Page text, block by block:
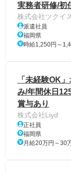
実務者研修/初
株式会社ツクイ
派遣社員
福岡県
時給1,250円～
「未経験OK
み/年間休日
賞与あり
株式会社Liyd
正社員
福岡県
月給20万円～30